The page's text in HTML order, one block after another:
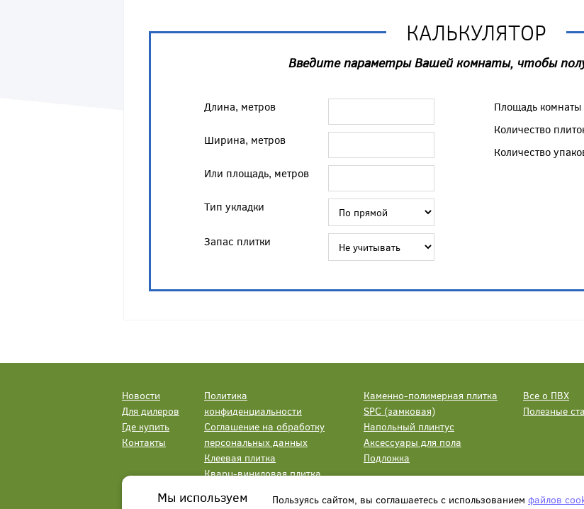
КАЛЬКУЛЯТОР
Введите параметры Вашей комнаты, чтобы
Длина, метров
Ширина, метров
Или площадь, метров
Тип укладки
Запас плитки
Площадь комнаты
Количество
Количество
Новости
Для дилеров
Где купить
Контакты
Политика
конфиденциальности
Соглашение на обработку
персональных данных
Клеевая плитка
Кварц-виниловая плитка
Каменно-полимерная плитка
SPC (замковая)
Напольный плинтус
Аксессуары для пола
Подложка
Все о ПВХ
Полезные
Мы используем
Пользуясь сайтом, вы соглашаетесь с использованием файлов